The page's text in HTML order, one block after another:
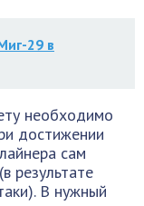
29 в
необходимо
достижении
сам
результате
В нужный